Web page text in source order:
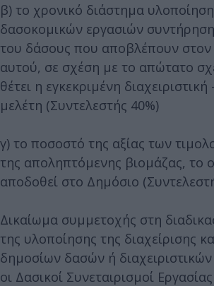
β) το χρονικό διάστημα
δασοκομικών εργασιών
του δάσους που αποβλέπουν στον
αυτού, σε σχέση με το απώτατο
θέτει η εγκεκριμένη
μελέτη (Συντελεστής 40%)
γ) το ποσοστό της αξίας των
της αποληπτόμενης βιομάζας, το
αποδοθεί στο Δημόσιο
Δικαίωμα συμμετοχής στη
της υλοποίησης της διαχείρισης
δημοσίων δασών ή
οι Δασικοί Συνεταιρισμοί